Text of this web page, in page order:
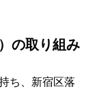
の取り組み
ち、新宿区落